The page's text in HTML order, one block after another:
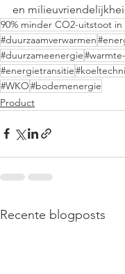
en
90% minder CO2-uitstoot in
#duurzaamverwarmen
#duurzameenergie
#energietransitie
#WKO#bodemenergie
Product
Recente blogposts